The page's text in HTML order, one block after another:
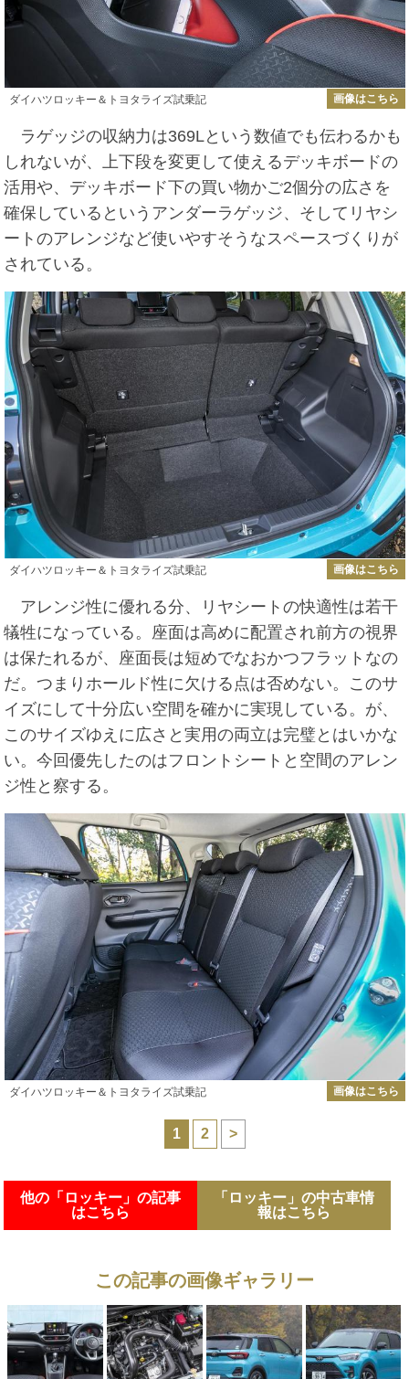
ダイハツロッキー＆トヨタライズ試乗記 画像はこちら
ラゲッジの収納力は369Lという数値でも伝わるかも
しれないが、上下段を変更して使えるデッキボードの
活用や、デッキボード下の買い物かご2個分の広さを
確保しているというアンダーラゲッジ、そしてリヤシ
ートのアレンジなど使いやすそうなスペースづくりが
されている。
ダイハツロッキー＆トヨタライズ試乗記 画像はこちら
アレンジ性に優れる分、リヤシートの快適性は若干
犠牲になっている。座面は高めに配置され前方の視界
は保たれるが、座面長は短めでなおかつフラットなの
だ。つまりホールド性に欠ける点は否めない。このサ
イズにして十分広い空間を確かに実現している。が、
このサイズゆえに広さと実用の両立は完璧とはいかな
い。今回優先したのはフロントシートと空間のアレン
ジ性と察する。
ダイハツロッキー＆トヨタライズ試乗記 画像はこちら
1 2 >
他の「ロッキー」の記事
はこちら
「ロッキー」の中古車情
報はこちら
この記事の画像ギャラリー